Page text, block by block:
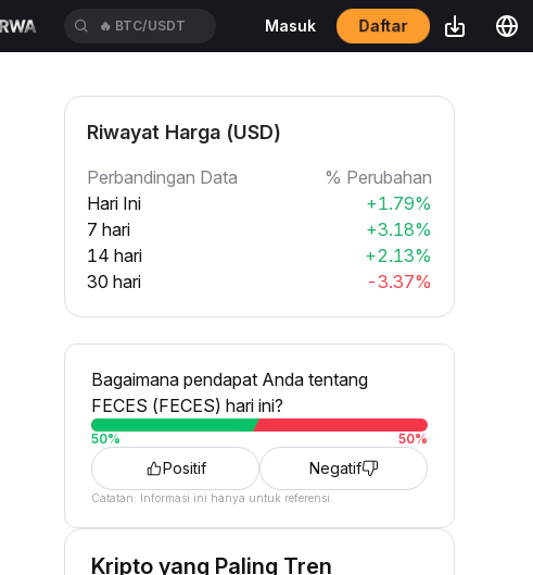
🔥 BTC/USDT Masuk Daftar
Riwayat Harga (USD)
Perbandingan Data
% Perubahan
Hari Ini
+1.79%
7 hari
+3.18%
14 hari
+2.13%
30 hari
-3.37%
Bagaimana pendapat Anda tentang
FECES (FECES) hari ini?
50% 50%
Positif Negatif
Catatan: Informasi ini hanya untuk referensi.
Kripto yang Paling Tren